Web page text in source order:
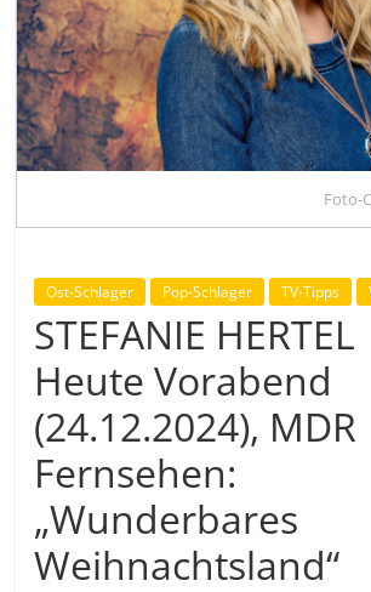
Foto-
Ost-Schlager Pop-Schlager TV-Tipps
STEFANIE HERTEL
Heute Vorabend
(24.12.2024), MDR
Fernsehen:
„Wunderbares
Weihnachtsland“